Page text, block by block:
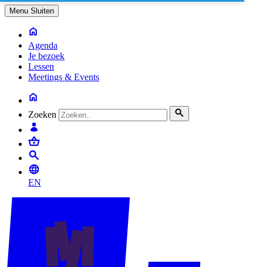
Menu Sluiten
Agenda
Je bezoek
Lessen
Meetings & Events
Zoeken
EN